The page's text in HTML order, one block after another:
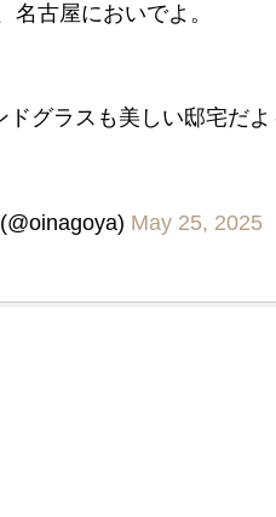
古屋においでよ。
グラスも美しい邸宅だよ
May 25, 2025